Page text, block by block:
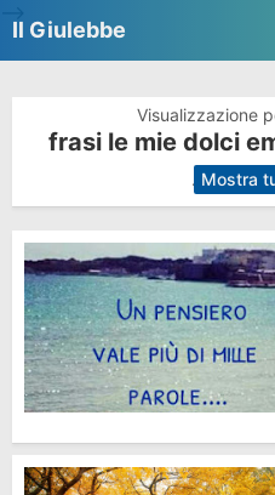
Il Giulebbe
Visualizzazione
frasi le mie dolci
. Mostra